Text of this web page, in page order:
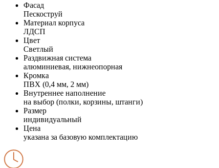
Фасад
Пескоструй
Материал корпуса
ЛДСП
Цвет
Светлый
Раздвижная система
алюминиевая, нижнеопорная
Кромка
ПВХ (0,4 мм, 2 мм)
Внутреннее наполнение
на выбор (полки, корзины, штанги)
Размер
индивидуальный
Цена
указана за базовую комплектацию